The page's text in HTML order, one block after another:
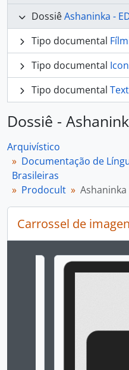
DossiêAshaninka -
Tipo documental
Tipo documental
Tipo documental
Dossiê -
Arquivístico
Documentação de
Brasileiras
Prodocult
Ashaninka
Carrossel de
Ao alterar o slide